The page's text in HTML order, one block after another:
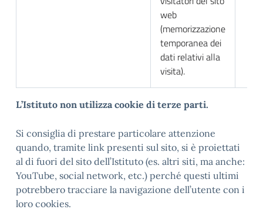
web
(memorizzazione
temporanea dei
dati relativi alla
visita).
L’Istituto non utilizza cookie di terze parti.
Si consiglia di prestare particolare attenzione
quando, tramite link presenti sul sito, si è proiettati
al di fuori del sito dell’Istituto (es. altri siti, ma anche:
YouTube, social network, etc.) perché questi ultimi
potrebbero tracciare la navigazione dell’utente con i
loro cookies.